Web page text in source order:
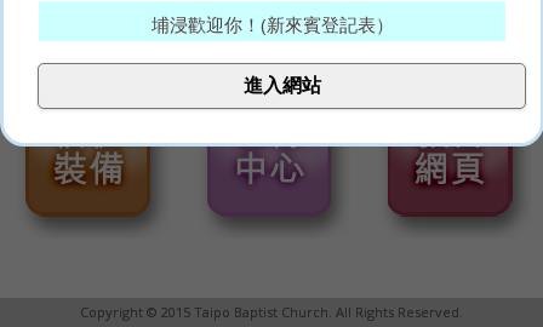
Copyright © 2015 Taipo Baptist Church. All Rights Reserved.
埔浸歡迎你！(新來賓登記表）
大埔浸信會代禱表
願賜平安的神，常和你們眾人同在。(羅15:33)
進入網站